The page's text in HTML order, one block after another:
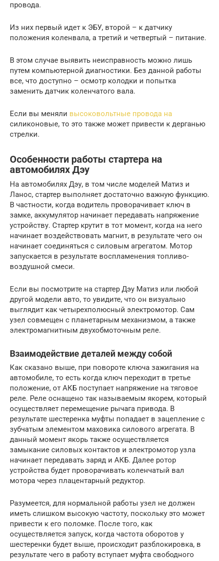
провода.
Из них первый идет к ЭБУ, второй – к датчику
положения коленвала, а третий и четвертый – питание.
В этом случае выявить неисправность можно лишь
путем компьютерной диагностики. Без данной работы
все, что доступно – осмотр колодки и попытка
заменить датчик коленчатого вала.
Если вы меняли высоковольтные провода на
силиконовые, то это также может привести к дерганью
стрелки.
Особенности работы стартера на
автомобилях Дэу
На автомобилях Дэу, в том числе моделей Матиз и
Ланос, стартер выполняет достаточно важную функцию.
В частности, когда водитель проворачивает ключ в
замке, аккумулятор начинает передавать напряжение
устройству. Стартер крутит в тот момент, когда на него
начинает воздействовать магнит, в результате чего он
начинает соединяться с силовым агрегатом. Мотор
запускается в результате воспламенения топливо-
воздушной смеси.
Если вы посмотрите на стартер Дэу Матиз или любой
другой модели авто, то увидите, что он визуально
выглядит как четырехполюсный электромотор. Сам
узел совмещен с планетарным механизмом, а также
электромагнитным двухобмоточным реле.
Взаимодействие деталей между собой
Как сказано выше, при повороте ключа зажигания на
автомобиле, то есть когда ключ переходит в третье
положение, от АКБ поступает напряжение на тяговое
реле. Реле оснащено так называемым якорем, который
осуществляет перемещение рычага привода. В
результате шестеренка муфты попадает в зацепление с
зубчатым элементом маховика силового агрегата. В
данный момент якорь также осуществляется
замыкание силовых контактов и электромотор узла
начинает передавать заряд и АКБ. Далее ротор
устройства будет проворачивать коленчатый вал
мотора через плацентарный редуктор.
Разумеется, для нормальной работы узел не должен
иметь слишком высокую частоту, поскольку это может
привести к его поломке. После того, как
осуществляется запуск, когда частота оборотов у
шестеренки будет выше, происходит разблокировка, в
результате чего в работу вступает муфта свободного